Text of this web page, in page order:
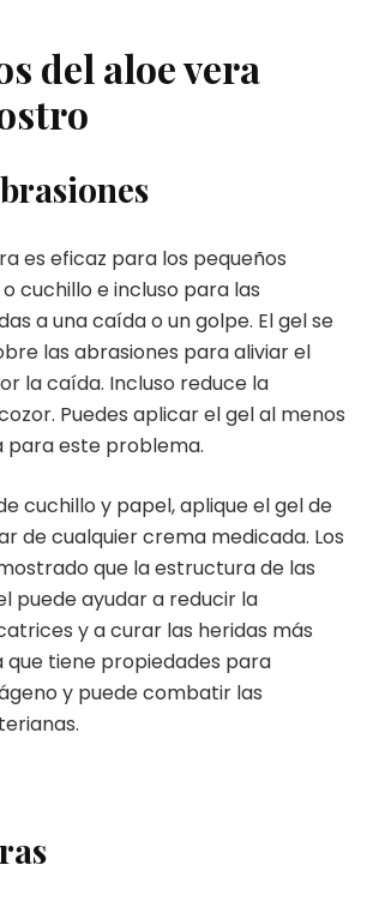
del aloe vera
es eficaz para los pequeños
cuchillo e incluso para las
a una caída o un golpe. El gel se
las abrasiones para aliviar el
la caída. Incluso reduce la
Puedes aplicar el gel al menos
para este problema.
cuchillo y papel, aplique el gel de
de cualquier crema medicada. Los
que la estructura de las
puede ayudar a reducir la
y a curar las heridas más
que tiene propiedades para
y puede combatir las